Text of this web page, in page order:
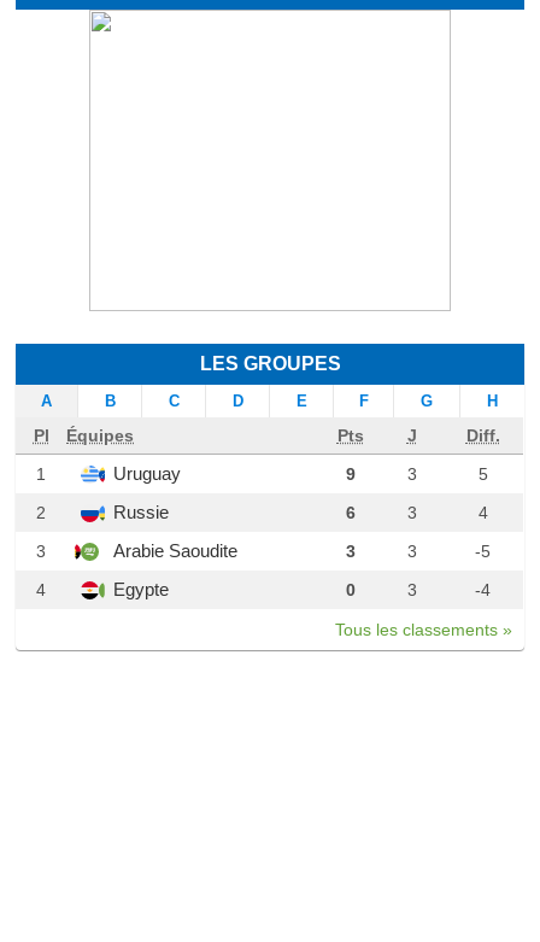
LES GROUPES
A B C D E F G H
Pl Équipes Pts J
Diff.
1
Uruguay 9 3
5
2
Russie 6 3
4
3
Arabie Saoudite 3 3
-5
4
Egypte 0 3 -4
Tous les classements »